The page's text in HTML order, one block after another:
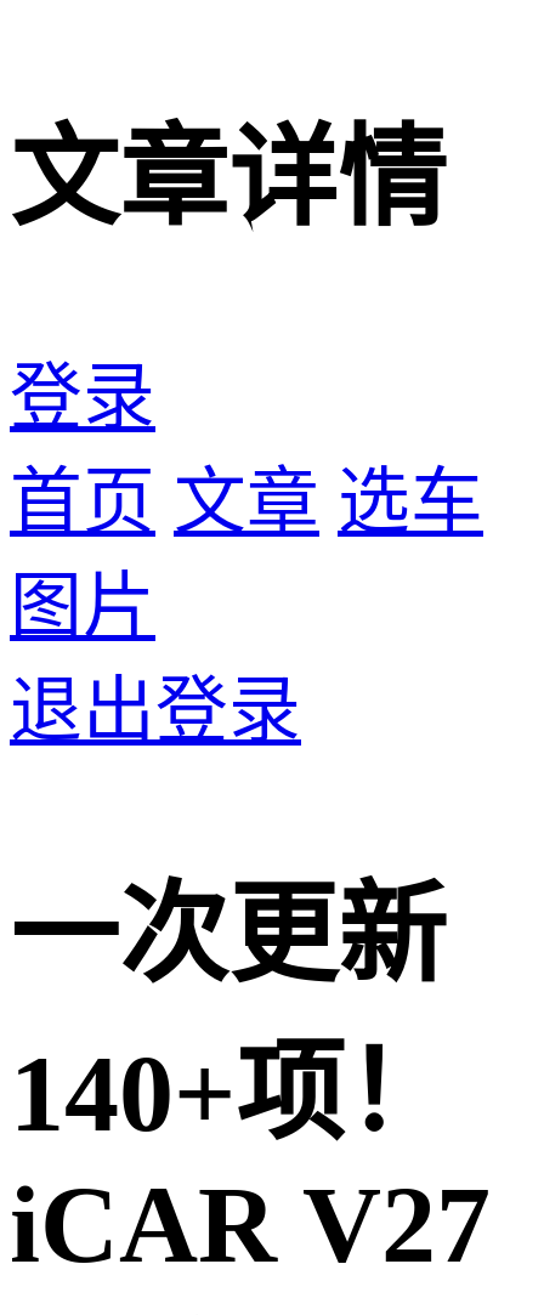
文章详情
登录
首页 文章 选车
图片
退出登录
一次更新
140+项！
iCAR V27